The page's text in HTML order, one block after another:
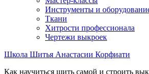
Инструменты и
Ткани
Хитрости профессионала
Чертежи выкроек
Школа Шитья Анастасии Корфиати
Как научиться шить самой и строить